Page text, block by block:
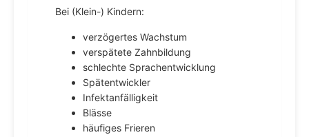
Bei (Klein-) Kindern:
verzögertes Wachstum
verspätete Zahnbildung
schlechte Sprachentwicklung
Spätentwickler
Infektanfälligkeit
Blässe
häufiges Frieren